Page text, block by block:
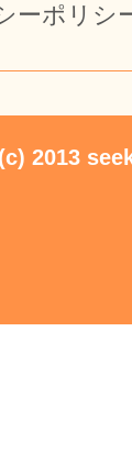
ーポリシ
2013